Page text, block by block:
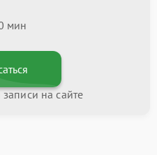
мин
на сайте